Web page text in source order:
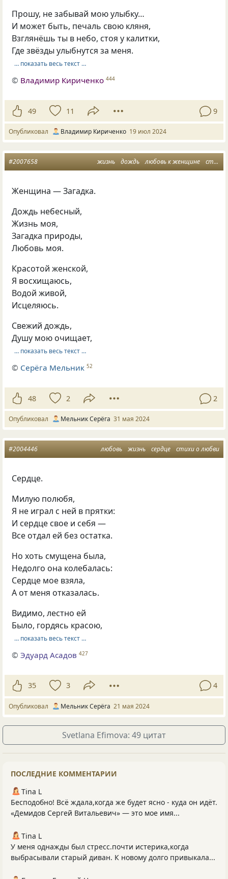
Прошу, не забывай мою улыбку…
И может быть, печаль свою кляня,
Взглянёшь ты в небо, стоя у калитки,
Где звёзды улыбнутся за меня.
… показать весь текст …
© Владимир Кириченко 444
49 11 9
Опубликовал Владимир Кириченко 19 июл 2024
жизнь дождь любовь к женщине стихи о любви
#2007658
Женщина — Загадка.
Дождь небесный,
Жизнь моя,
Загадка природы,
Любовь моя.
Красотой женской,
Я восхищаюсь,
Водой живой,
Исцеляюсь.
Свежий дождь,
Душу мою очищает,
… показать весь текст …
© Серёга Мельник 52
48 2 2
Опубликовал Мельник Серёга 31 мая 2024
любовь жизнь сердце стихи о любви
#2004446
Сердце.
Милую полюбя,
Я не играл с ней в прятки:
И сердце свое и себя —
Все отдал ей без остатка.
Но хоть смущена была,
Недолго она колебалась:
Сердце мое взяла,
А от меня отказалась.
Видимо, лестно ей
Было, гордясь красою,
… показать весь текст …
©Эдуард Асадов 427
35 3 4
Опубликовал Мельник Серёга 21 мая 2024
Svetlana Efimova: 49 цитат
ПОСЛЕДНИЕ КОММЕНТАРИИ
Tina L
Бесподобно! Всё ждала,когда же будет ясно - куда он идёт.
«Демидов Сергей Витальевич» — это мое имя...
Tina L
У меня однажды был стресс.почти истерика,когда
выбрасывали старый диван. К новому долго привыкала...